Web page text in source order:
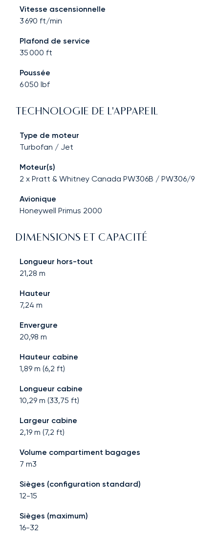
Vitesse ascensionnelle
3 690 ft/min
Plafond de service
35 000 ft
Poussée
6 050 lbf
TECHNOLOGIE DE L'APPAREIL
Type de moteur
Turbofan / Jet
Moteur(s)
2 x Pratt & Whitney Canada PW306B / PW306/9
Avionique
Honeywell Primus 2000
DIMENSIONS ET CAPACITÉ
Longueur hors-tout
21,28 m
Hauteur
7,24 m
Envergure
20,98 m
Hauteur cabine
1,89 m (6,2 ft)
Longueur cabine
10,29 m (33,75 ft)
Largeur cabine
2,19 m (7,2 ft)
Volume compartiment bagages
7 m3
Sièges (configuration standard)
12-15
Sièges (maximum)
16-32